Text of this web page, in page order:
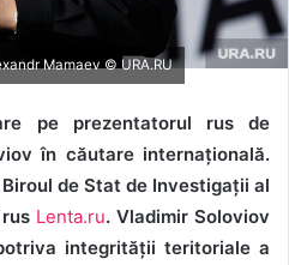
Mamaev © URA.RU
pe prezentatorul rus de
în căutare internațională.
de Stat de Investigații al
Lenta.ru. Vladimir Soloviov
integrității teritoriale a